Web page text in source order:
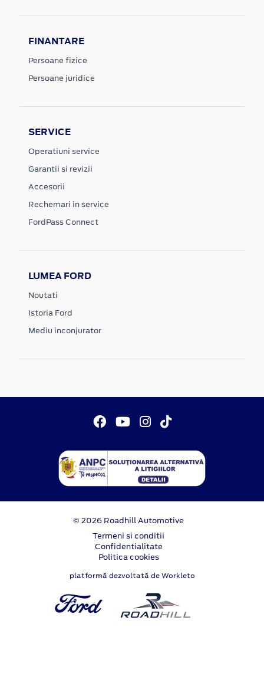
FINANTARE
Persoane fizice
Persoane juridice
SERVICE
Operatiuni service
Garantii si revizii
Accesorii
Rechemari in service
FordPass Connect
LUMEA FORD
Noutati
Istoria Ford
Mediu inconjurator
© 2026 Roadhill Automotive
Termeni si conditii
Confidentialitate
Politica cookies
platformă dezvoltată de Workleto